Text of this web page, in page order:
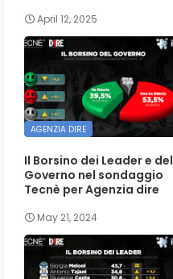
April 12, 2025
AGENZIA DIRE
Il Borsino dei Leader e del
Governo nel sondaggio
Tecnè per Agenzia dire
May 21, 2024